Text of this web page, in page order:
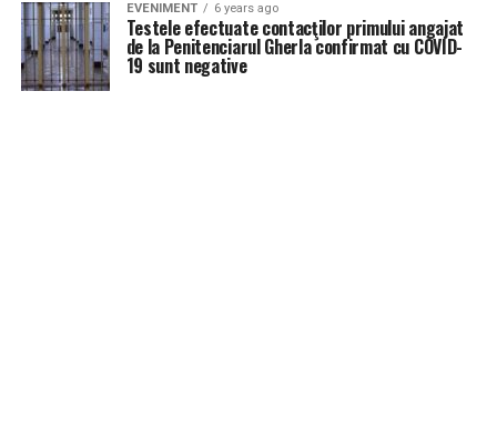
EVENIMENT 6 years ago
Testele efectuate contacţilor primului angajat
de la Penitenciarul Gherla confirmat cu COVID-
19 sunt negative